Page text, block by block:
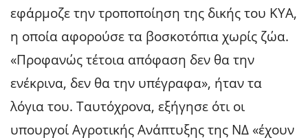
εφάρμοζε την τροποποίηση της δικής του ΚΥΑ,
η οποία αφορούσε τα βοσκοτόπια χωρίς ζώα.
«Προφανώς τέτοια απόφαση δεν θα την
ενέκρινα, δεν θα την υπέγραφα», ήταν τα
λόγια του. Ταυτόχρονα, εξήγησε ότι οι
υπουργοί Αγροτικής Ανάπτυξης της ΝΔ «έχουν